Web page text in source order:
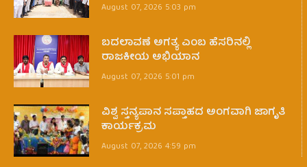
August 07, 2026 5:03 pm
ಬದಲಾವಣೆ ಅಗತ್ಯ ಎಂಬ ಹೆಸರಿನಲ್ಲಿ
ರಾಜಕೀಯ ಅಭಿಯಾನ
August 07, 2026 5:01 pm
ವಿಶ್ವ ಸ್ತನ್ಯಪಾನ ಸಪ್ತಾಹದ ಅಂಗವಾಗಿ ಜಾಗೃತಿ
ಕಾರ್ಯಕ್ರಮ
August 07, 2026 4:59 pm